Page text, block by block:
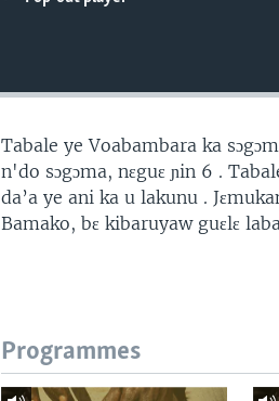
Tabale ye Voabambara ka
n'do sɔgɔma, nɛguɛ ɲin 6 .
da’a ye ani ka u lakunu .
Bamako, bɛ kibaruyaw guɛlɛ
Programmes